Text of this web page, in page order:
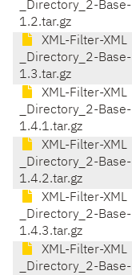
_Directory_2-Base-
1.2.tar.gz
XML-Filter-XML
_Directory_2-Base-
1.3.tar.gz
XML-Filter-XML
_Directory_2-Base-
1.4.1.tar.gz
XML-Filter-XML
_Directory_2-Base-
1.4.2.tar.gz
XML-Filter-XML
_Directory_2-Base-
1.4.3.tar.gz
XML-Filter-XML
_Directory_2-Base-